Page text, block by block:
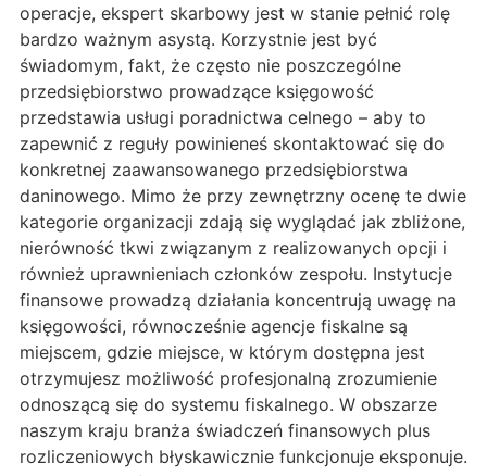
operacje, ekspert skarbowy jest w stanie pełnić rolę
bardzo ważnym asystą. Korzystnie jest być
świadomym, fakt, że często nie poszczególne
przedsiębiorstwo prowadzące księgowość
przedstawia usługi poradnictwa celnego – aby to
zapewnić z reguły powinieneś skontaktować się do
konkretnej zaawansowanego przedsiębiorstwa
daninowego. Mimo że przy zewnętrzny ocenę te dwie
kategorie organizacji zdają się wyglądać jak zbliżone,
nierówność tkwi związanym z realizowanych opcji i
również uprawnieniach członków zespołu. Instytucje
finansowe prowadzą działania koncentrują uwagę na
księgowości, równocześnie agencje fiskalne są
miejscem, gdzie miejsce, w którym dostępna jest
otrzymujesz możliwość profesjonalną zrozumienie
odnoszącą się do systemu fiskalnego. W obszarze
naszym kraju branża świadczeń finansowych plus
rozliczeniowych błyskawicznie funkcjonuje eksponuje.